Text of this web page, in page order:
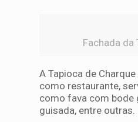
Fachada da
A Tapioca de
como restaurante,
como fava com bode
guisada, entre outras.